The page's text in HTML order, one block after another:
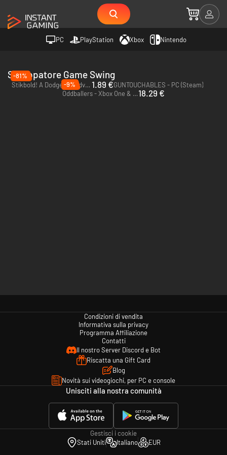
PC PlayStation Xbox Nintendo
Sviluppatore Game Swing
-81%
Stikbold! A Dodgeball Adventure - PC & Mac (Steam) 1.89 €GUNTOUCHABLES - PC (Steam)
-9%
Oddballers - Xbox One & Xbox Series X|S18.29 €
Condizioni di vendita
Informativa sulla privacy
Programma Affiliazione
Contatti
Il nostro Server Discord e Bot
Riscatta una Gift Card
Blog
Novità sui videogiochi, per PC e console
Unisciti alla nostra comunità
Gestisci i cookie
Stati Uniti
Italiano EUR